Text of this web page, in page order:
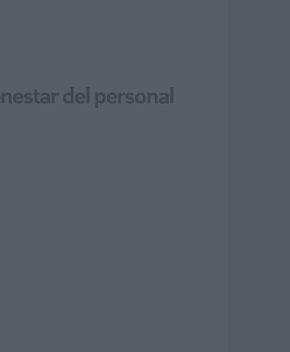
del personal